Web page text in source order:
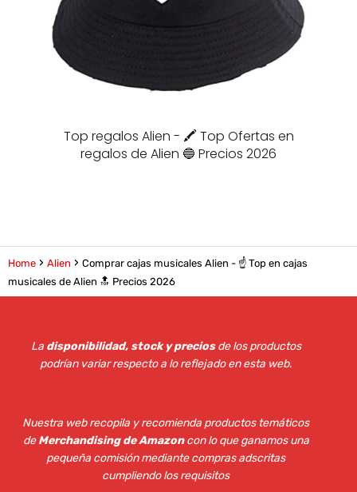
Top regalos Alien - 🖍️ Top Ofertas en
regalos de Alien 🔵 Precios 2026
Home Alien
Comprar cajas musicales Alien - ☝️ Top en cajas
musicales de Alien 🔝 Precios 2026
La disponibilidad, stock y preciosde los productos
podrían variar respecto a lo reflejado en esta web.
Nuestra web recopila y recomienda productos temáticos
deMerchandising de Amazoncon lo que ganamos una
pequeña comisión mediante compras adscritas
cumpliendo los requisitos